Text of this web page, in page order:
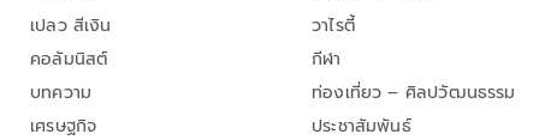
เปลว สีเงิน
คอลัมนิสต์
บทความ
เศรษฐกิจ
วาไรตี้
กีฬา
ท่องเที่ยว – ศิลปวัฒนธรรม
ประชาสัมพันธ์